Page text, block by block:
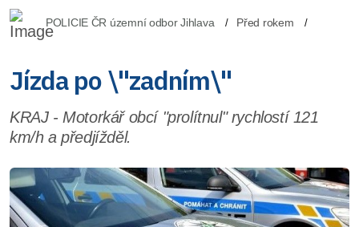
POLICIE ČR územní odbor Jihlava Před rokem
Jízda po \"zadním\"
KRAJ - Motorkář obcí "prolítnul" rychlostí 121
km/h a předjížděl.